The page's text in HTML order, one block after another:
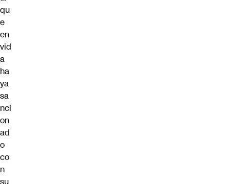
qu
e
en
vid
a
ha
ya
sa
nci
on
ad
o
co
n
su